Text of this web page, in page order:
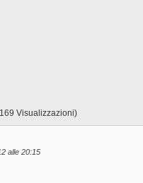
Visualizzazioni)
alle 20:15